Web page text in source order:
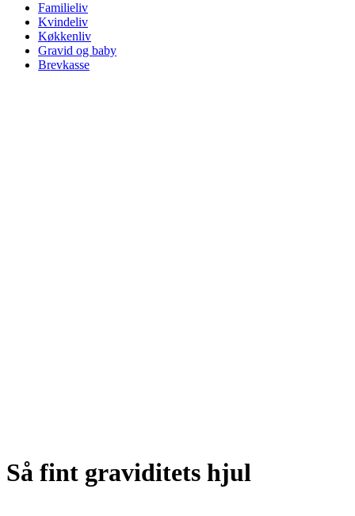
Familieliv
Kvindeliv
Køkkenliv
Gravid og baby
Brevkasse
Så fint graviditets hjul